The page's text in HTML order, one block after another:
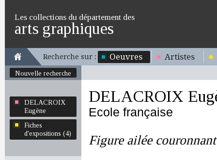
Les collections du département des
arts graphiques
Recherche sur : Oeuvres Artistes
Nouvelle recherche
DELACROIX
Eugène
Fiches
d'expositions (4)
DELACROIX
Ecole française
Figure ailée